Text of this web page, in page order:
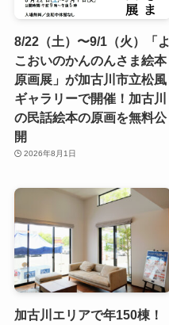
8/22（土）〜9/1（火）「よ
こおいのかんのんさま絵本
原画展」が加古川市立松風
ギャラリーで開催！加古川
の民話絵本の原画を無料公
開
2026年8月1日
加古川エリアで年150棟！